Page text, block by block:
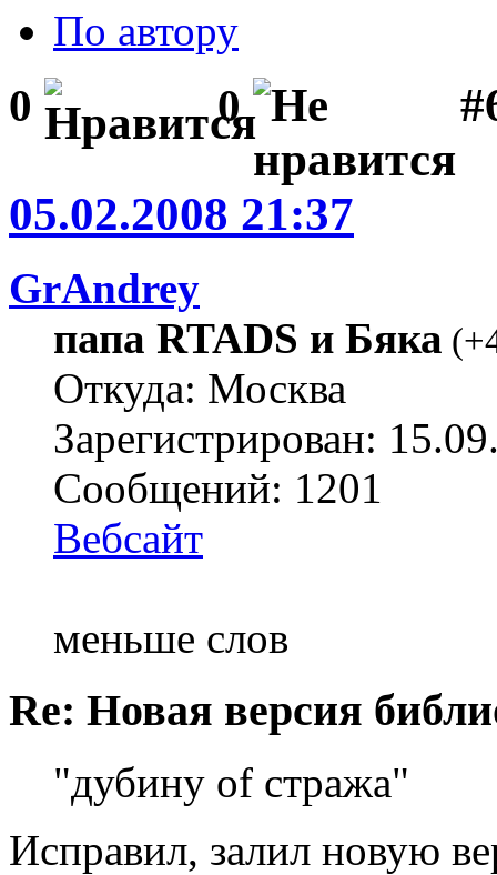
По автору
0 0
05.02.2008 21:37
GrAndrey
папа RTADS и Бяка (
Откуда: Москва
Зарегистрирован:
Сообщений: 1201
Вебсайт
меньше слов
Re: Новая версия
"дубину of стража"
Исправил, залил новую